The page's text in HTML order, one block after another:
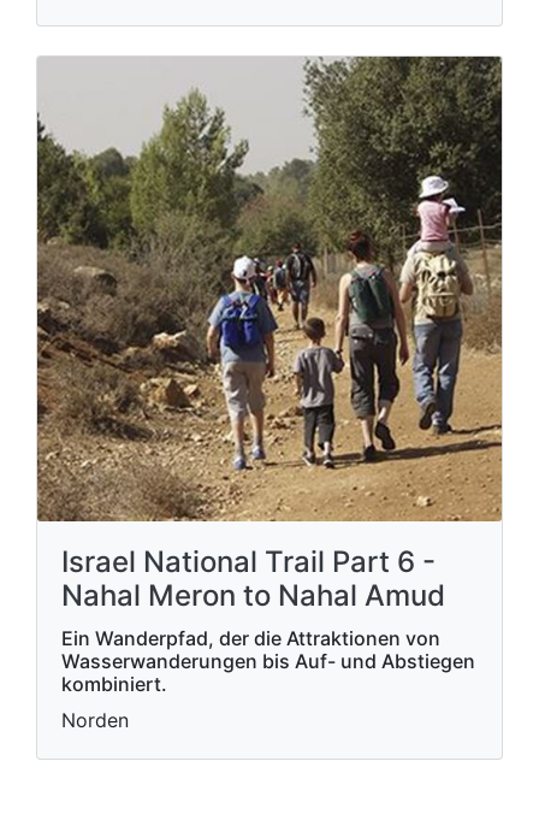
Israel National Trail Part 6 -
Nahal Meron to Nahal Amud
Ein Wanderpfad, der die Attraktionen von
Wasserwanderungen bis Auf- und Abstiegen
kombiniert.
Norden